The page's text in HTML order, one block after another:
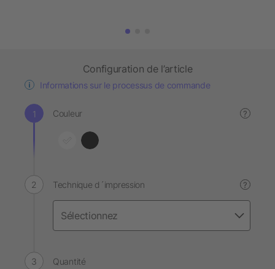
Configuration de l’article
Informations sur le processus de commande
Couleur ?
Technique d´impression ?
Quantité